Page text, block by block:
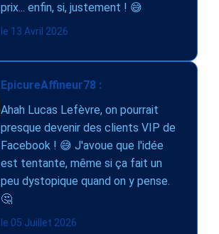
prix... enfin, si, justement ! 😅
le 13 Avril 2026
EpicureAffineur78 :
Ahah Lucas Lefèvre, on pourrait
presque devenir des clients VIP de
Facebook ! 😅 J'avoue que l'idée
est tentante, même si ça fait un
peu dystopique quand on y pense.
🤔
le 05 Juillet 2026